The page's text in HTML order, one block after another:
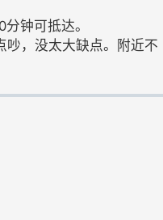
钟可抵达。
吵，没太大缺点。附近不